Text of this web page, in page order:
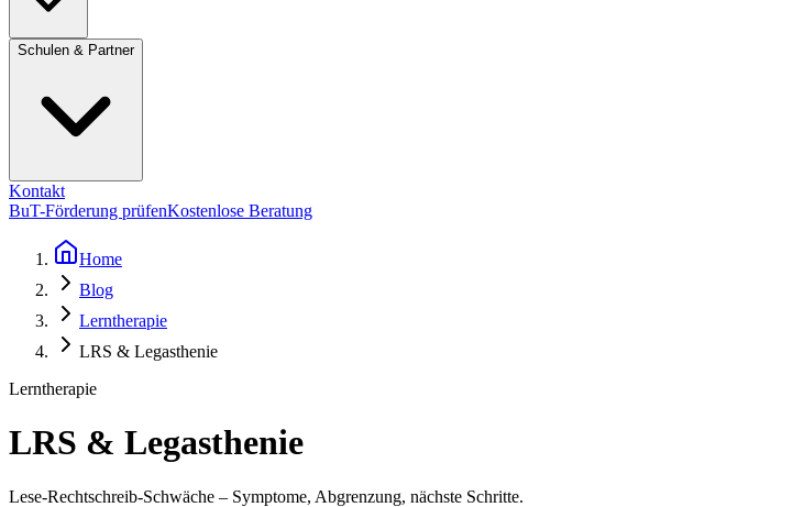
Schulen & Partner
Kontakt
BuT-Förderung prüfenKostenlose Beratung
Home
Blog
Lerntherapie
LRS & Legasthenie
Lerntherapie
LRS & Legasthenie
Lese-Rechtschreib-Schwäche – Symptome, Abgrenzung, nächste Schritte.